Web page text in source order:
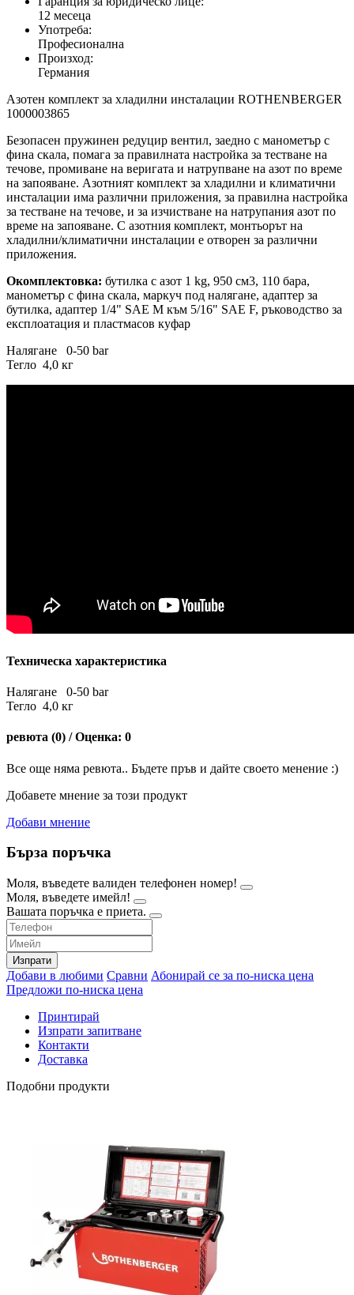
12 месеца
Употреба:
Професионална
Произход:
Германия
Азотен комплект за хладилни инсталации ROTHENBERGER
1000003865
Безопасен пружинен редуцир вентил, заедно с манометър с
фина скала, помага за правилната настройка за тестване на
течове, промиване на веригата и натрупване на азот по време
на запояване. Азотният комплект за хладилни и климатични
инсталации има различни приложения, за правилна настройка
за тестване на течове, и за изчистване на натрупания азот по
време на запояване. С азотния комплект, монтьорът на
хладилни/климатични инсталации е отворен за различни
приложения.
Окомплектовка: бутилка с азот 1 kg, 950 см3, 110 бара,
манометър с фина скала, маркуч под налягане, адаптер за
бутилка, адаптер 1/4" SAE M към 5/16" SAE F, ръководство за
експлоатация и пластмасов куфар
Налягане 0-50 bar
Тегло 4,0 кг
Техническа характеристика
Налягане 0-50 bar
Тегло 4,0 кг
ревюта (0) / Оценка: 0
Все още няма ревюта.. Бъдете пръв и дайте своето менение :)
Добавете мнение за този продукт
Добави мнение
Бърза поръчка
Моля, въведете валиден телефонен номер!
Моля, въведете имейл!
Вашата поръчка е приета.
Изпрати
Добави в любими Сравни Абонирай се за по-ниска цена
Предложи по-ниска цена
Принтирай
Изпрати запитване
Контакти
Доставка
Подобни продукти